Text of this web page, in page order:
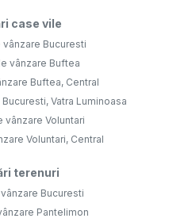
case vile
Bucuresti
vânzare Buftea
Buftea, Central
Vatra Luminoasa
vânzare Voluntari
Voluntari, Central
terenuri
Bucuresti
Pantelimon